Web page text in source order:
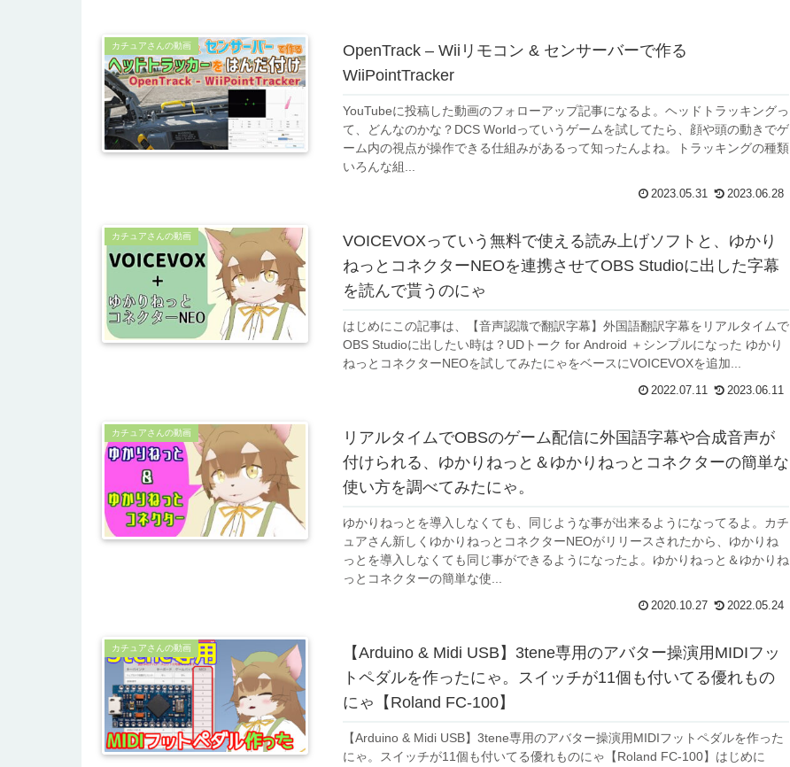
カチュアさんの動画
OpenTrack – Wiiリモコン & センサーバーで作る
WiiPointTracker
YouTubeに投稿した動画のフォローアップ記事になるよ。ヘッドトラッキングっ
て、どんなのかな？DCS Worldっていうゲームを試してたら、顔や頭の動きでゲ
ーム内の視点が操作できる仕組みがあるって知ったんよね。トラッキングの種類
いろんな組...
2023.05.31 2023.06.28
カチュアさんの動画
VOICEVOXっていう無料で使える読み上げソフトと、ゆかり
ねっとコネクターNEOを連携させてOBS Studioに出した字幕
を読んで貰うのにゃ
はじめにこの記事は、【音声認識で翻訳字幕】外国語翻訳字幕をリアルタイムで
OBS Studioに出したい時は？UDトーク for Android ＋シンプルになった ゆかり
ねっとコネクターNEOを試してみたにゃをベースにVOICEVOXを追加...
2022.07.11 2023.06.11
カチュアさんの動画
リアルタイムでOBSのゲーム配信に外国語字幕や合成音声が
付けられる、ゆかりねっと＆ゆかりねっとコネクターの簡単な
使い方を調べてみたにゃ。
ゆかりねっとを導入しなくても、同じような事が出来るようになってるよ。カチ
ュアさん新しくゆかりねっとコネクターNEOがリリースされたから、ゆかりね
っとを導入しなくても同じ事ができるようになったよ。ゆかりねっと＆ゆかりね
っとコネクターの簡単な使...
2020.10.27 2022.05.24
カチュアさんの動画
【Arduino & Midi USB】3tene専用のアバター操演用MIDIフッ
トペダルを作ったにゃ。スイッチが11個も付いてる優れもの
にゃ【Roland FC-100】
【Arduino & Midi USB】3tene専用のアバター操演用MIDIフットペダルを作った
にゃ。スイッチが11個も付いてる優れものにゃ【Roland FC-100】はじめに